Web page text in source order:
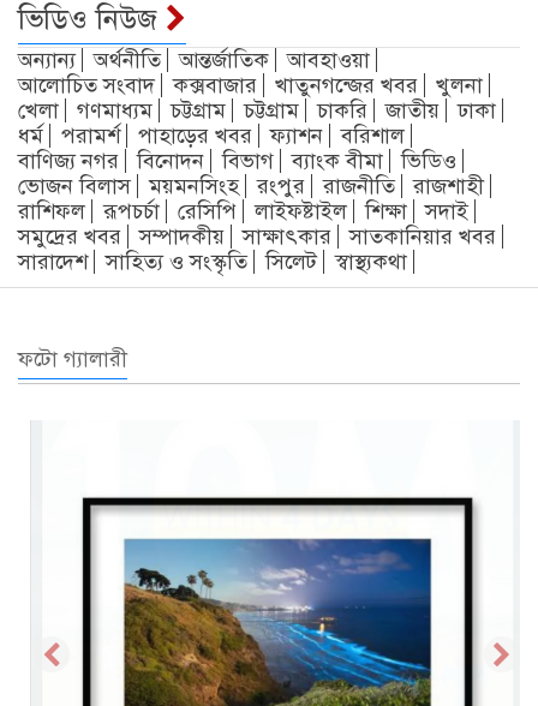
ভিডিও নিউজ
অন্যান্য অর্থনীতি আন্তর্জাতিক
আবহাওয়া
আলোচিত সংবাদ
কক্সবাজার খাতুনগন্জের খবর
খুলনা
খেলা
গণমাধ্যম চট্টগ্রাম চট্টগ্রাম চাকরি জাতীয়
ঢাকা
ধর্ম
পরামর্শ পাহাড়ের খবর ফ্যাশন
বরিশাল
বাণিজ্য নগর
বিনোদন বিভাগ ব্যাংক বীমা
ভিডিও
ভোজন বিলাস
ময়মনসিংহ রংপুর রাজনীতি
রাজশাহী
রাশিফল
রূপচর্চা রেসিপি লাইফষ্টাইল শিক্ষা
সদাই
সমুদ্রের খবর
সম্পাদকীয় সাক্ষাৎকার
সাতকানিয়ার খবর
সারাদেশ
সাহিত্য ও সংস্কৃতি সিলেট স্বাস্থ্যকথা
ফটো গ্যালারী